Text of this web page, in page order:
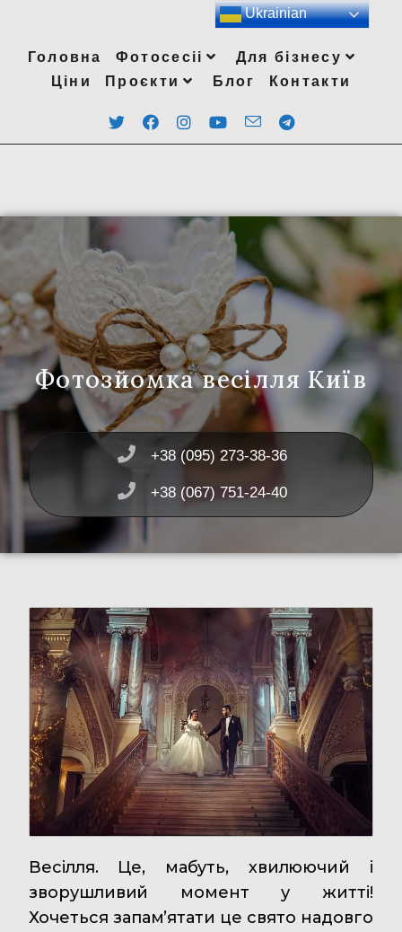
Головна Фотосесіі
Для бізнесу
Ціни
Проєкти Блог Контакти
Фотозйомка весілля Київ
+38 (095) 273-38-36
+38 (067) 751-24-40
Весілля. Це, мабуть, хвилюючий і
зворушливий момент у житті!
Хочеться запам’ятати це свято надовго
Ukrainian